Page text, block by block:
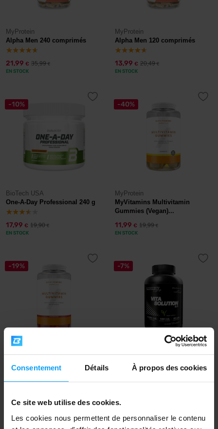
Consentement Détails À propos des cookies
Ce site web utilise des cookies.
Les cookies nous permettent de personnaliser le contenu
MyProtein
Alpha Men 240 comprimés
21,99 € 35,99€
EN STOCK
MyProtein
Alpha Men 120 comprimés
13,99 € 20,49€
EN STOCK
-10%
BioTech USA
One-A-Day Professional 240 g
17,99 € 19,90€
EN STOCK
-40%
MyProtein
MyVitamins Multivitamin
Gummies (Vegan)...
11,99 € 19,99€
EN STOCK
-19%
MyProtein
MyVitamins Multivitamin
Gummies 30 Gummi...
EN STOCK
-7%
Prom-In
Vita Solution 2.0 120 gélules
EN STOCK